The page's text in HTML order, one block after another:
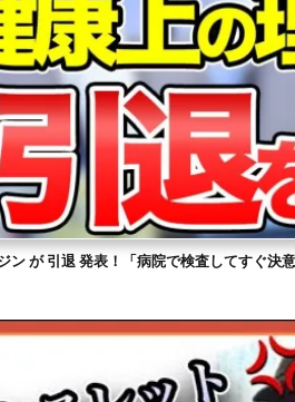
ジン が 引退 発表！「病院で検査してすぐ